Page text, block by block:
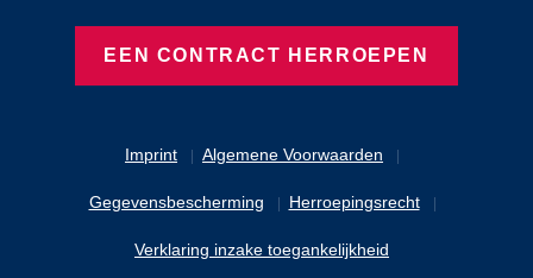
Imprint Algemene Voorwaarden
Gegevensbescherming Herroepingsrecht
Verklaring inzake toegankelijkheid
EEN CONTRACT HERROEPEN